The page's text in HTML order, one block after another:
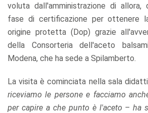
voluta dall'amministrazione di allora,
fase di certificazione per ottenere
origine protetta (Dop) grazie
della Consorteria dell'aceto
Modena, che ha sede a Spilamberto.
La visita è cominciata nella sala
riceviamo le persone e facciamo
per capire a che punto è l'aceto – ha